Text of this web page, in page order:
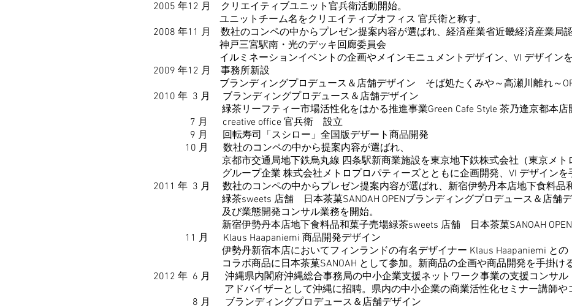
2005 年12 月 クリエイティブユニット官兵衛活動開始。
ユニットチーム名をクリエイティブオフィス 官兵衛と称す。
2008 年11 月 数社のコンペの中からプレゼン提案内容が選ばれ、経済産業省近畿経済産業局
神戸三宮駅南・光のデッキ回廊委員会
イルミネーションイベントの企画やメインモニュメントデザイン、VI デザインを
2009 年12 月 事務所新設
ブランディングプロデュース＆店舗デザイン そば処たくみや～高瀬川離れ～
2010 年 3 月 ブランディングプロデュース＆店舗デザイン
緑茶リーフティー市場活性化をはかる推進事業Green Cafe Style 茶乃逢京都本店開
7 月 creative office 官兵衛 設立
9 月 回転寿司「スシロー」全国版デザート商品開発
10 月 数社のコンペの中から提案内容が選ばれ、
京都市交通局地下鉄烏丸線 四条駅新商業施設を東京地下鉄株式会社（東京メト
グループ企業 株式会社メトロプロパティーズとともに企画開発、VI デザインを
2011 年 3 月 数社のコンペの中からプレゼン提案内容が選ばれ、新宿伊勢丹本店地下食料品
緑茶sweets 店舗 日本茶菓SANOAH OPENブランディングプロデュース＆店舗デ
及び業態開発コンサル業務を開始。
新宿伊勢丹本店地下食料品和菓子売場緑茶sweets 店舗 日本茶菓SANOAH OPEN
11 月 Klaus Haapaniemi 商品開発デザイン
伊勢丹新宿本店においてフィンランドの有名デザイナー Klaus Haapaniemi との
コラボ商品に日本茶菓SANOAH として参加。新商品の企画や商品開発を手掛ける
2012 年 6 月 沖縄県内閣府沖縄総合事務局の中小企業支援ネットワーク事業の支援コンサル
アドバイザーとして沖縄に招聘。県内の中小企業の商業活性化セミナー講師やコ
8 月 ブランディングプロデュース＆店舗デザイン